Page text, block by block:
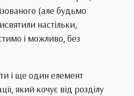
(але будьмо
настільки,
і можливо, без
і ще один елемент
який кочує від розділу